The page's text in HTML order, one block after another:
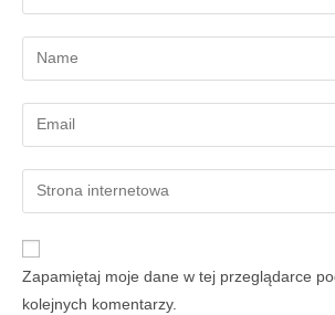
Zapamiętaj moje dane w tej przeglądarce
kolejnych komentarzy.